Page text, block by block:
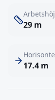
29 m
17.4 m